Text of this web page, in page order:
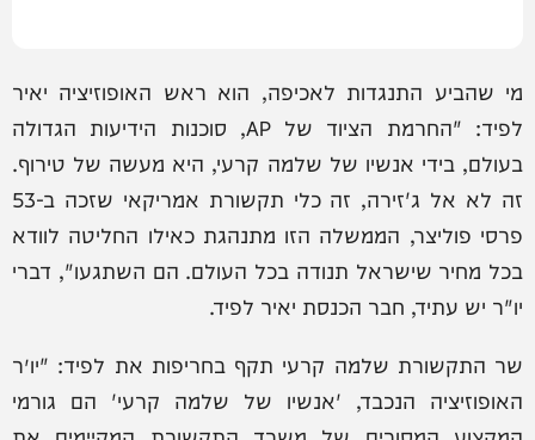
מי שהביע התנגדות לאכיפה, הוא ראש האופוזיציה יאיר
לפיד: "החרמת הציוד של AP, סוכנות הידיעות הגדולה
בעולם, בידי אנשיו של שלמה קרעי, היא מעשה של טירוף.
זה לא אל ג'זירה, זה כלי תקשורת אמריקאי שזכה ב-53
פרסי פוליצר, הממשלה הזו מתנהגת כאילו החליטה לוודא
בכל מחיר שישראל תנודה בכל העולם. הם השתגעו", דברי
יו"ר יש עתיד, חבר הכנסת יאיר לפיד.
שר התקשורת שלמה קרעי תקף בחריפות את לפיד: "יו״ר
האופוזיציה הנכבד, 'אנשיו של שלמה קרעי' הם גורמי